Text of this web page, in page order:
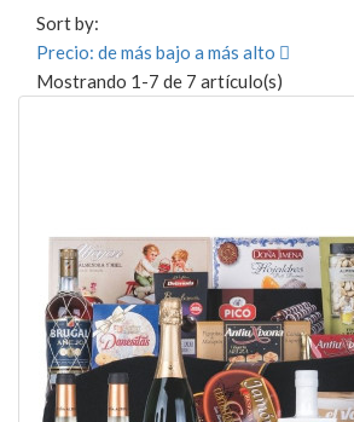
Sort by:
Precio: de más bajo a más alto 
Mostrando 1-7 de 7 artículo(s)